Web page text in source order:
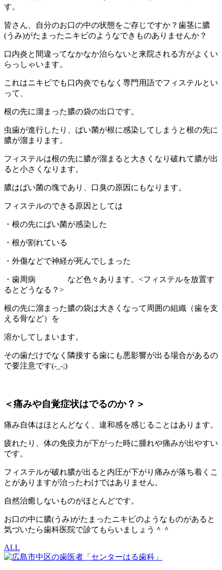
す。
皆さん、自分のお口の中の状態をご存じですか？歯茎に膿
(うみ)がたまったニキビのようなできものありませんか？
口内炎と間違ってなかなか治らないと来院される方がよくい
らっしゃいます。
これはニキビでも口内炎でもなく専門用語でフィステルとい
って、
根の先に溜まった膿の袋の出口です。
虫歯が進行したり、ばい菌が根に感染してしまうと根の先に
膿が溜まります。
フィステルは根の先に膿が溜まると大きくなり破れて膿が出
ると小さくなります。
膿はばい菌の塊であり、口臭の原因にもなります。
フィステルのできる原因としては
・根の先にばい菌が感染した
・根が割れている
・外傷などで神経が死んでしまった
・歯周病 など色々あります。<フィステルを放置す
るとどうなる？>
根の先に溜まった膿の袋は大きくなって周囲の組織（歯を支
える骨など）を
溶かしてしまいます。
その歯だけでなく隣接する歯にも悪影響が出る場合があるの
で要注意です(-_-;)
＜痛みや自覚症状はでるのか？＞
痛み自体はほとんどなく、違和感を感じることはあります。
疲れたり、体の免疫力が下がった時に腫れや痛みが出やすい
です。
フィステルが破れ膿が出ると内圧が下がり痛みが落ち着くこ
とがありますが治ったわけではありません。
自然治癒しないものがほとんどです。
お口の中に膿(うみ)がたまったニキビのようなものがあると
気づいたら歯科医院で診てもらいましょう＾＾
ALL